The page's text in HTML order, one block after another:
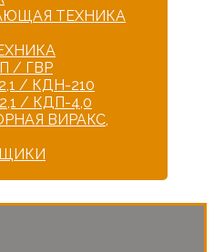
ТЕХНИКА
/ ГВР
/ КДН-210
/ КДП-4,0
ВИРАКС,